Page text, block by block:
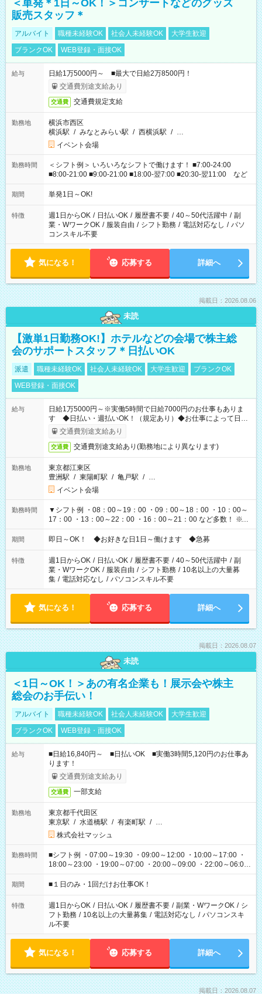
＜単発＊1日～OK！＞コンサートなどのグッズ
販売スタッフ＊
アルバイト 職種未経験OK 社会人未経験OK
大学生歓迎
ブランクOK
WEB登録・面接OK
給与
日給1万5000円～ ■最大で日給2万8500円！
交通費別途支給あり
交通費 交通費規定支給
勤務地
横浜市西区
横浜駅 / みなとみらい駅 / 西横浜駅 / …
イベント会場
勤務時間
＜シフト例＞ いろいろなシフトで働けます！ ■7:00-24:00
■8:00-21:00 ■9:00-21:00 ■18:00-翌7:00 ■20:30-翌11:00 など
期間 単発1日～OK!
特徴 週1日からOK / 日払いOK / 履歴書不要 / 40～50代活躍中 / 副
業・WワークOK / 服装自由 / シフト勤務 / 電話対応なし / パソ
コンスキル不要
気になる！ 応募する 詳細へ
掲載日：2026.08.06
未読
【激単1日勤務OK!】ホテルなどの会場で株主総
会のサポートスタッフ＊日払いOK
派遣 職種未経験OK 社会人未経験OK 大学生歓迎
ブランクOK
WEB登録・面接OK
給与
日給1万5000円～※実働5時間で日給7000円のお仕事もありま
す ◆日払い・週払いOK！（規定あり）◆お仕事によって日給
も異なります
交通費別途支給あり
交通費 交通費別途支給あり(勤務地により異なります)
勤務地
東京都江東区
豊洲駅 / 東陽町駅 / 亀戸駅 / …
イベント会場
勤務時間
▼シフト例 ・08：00～19：00 ・09：00～18：00 ・10：00～
17：00 ・13：00～22：00 ・16：00～21：00 など多数！ ※お
仕事により勤務時間が異なります
期間 即日～OK！ ◆お好きな日1日～働けます ◆急募
特徴 週1日からOK / 日払いOK / 履歴書不要 / 40～50代活躍中 / 副
業・WワークOK / 服装自由 / シフト勤務 / 10名以上の大量募
集 / 電話対応なし / パソコンスキル不要
気になる！ 応募する 詳細へ
掲載日：2026.08.07
未読
＜1日～OK！＞あの有名企業も！展示会や株主
総会のお手伝い！
アルバイト 職種未経験OK 社会人未経験OK
大学生歓迎
ブランクOK
WEB登録・面接OK
給与
■日給16,840円～ ■日払いOK ■実働3時間5,120円のお仕事あ
ります！
交通費別途支給あり
交通費 一部支給
勤務地
東京都千代田区
東京駅 / 水道橋駅 / 有楽町駅 / …
株式会社マッシュ
勤務時間
■シフト例 ・07:00～19:30 ・09:00～12:00 ・10:00～17:00 ・
18:00～23:00 ・19:00～07:00 ・20:00～09:00 ・22:00～06:00
etc ★最短で3時間で5,120円のお仕事から 15時間で2万円近く稼
げるお仕事も！ ご希望のお時間に合わせてご紹介！ ※シフトは
ください！
期間 ■１日のみ・1回だけお仕事OK！
特徴 週1日からOK / 日払いOK / 履歴書不要 / 副業・WワークOK / シ
フト勤務 / 10名以上の大量募集 / 電話対応なし / パソコンスキ
ル不要
気になる！ 応募する 詳細へ
掲載日：2026.08.07